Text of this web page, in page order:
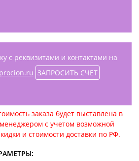
с реквизитами и контактами на
ЗАПРОСИТЬ СЧЕТ
заказа будет выставлена в
с учетом возможной
и стоимости доставки по РФ.